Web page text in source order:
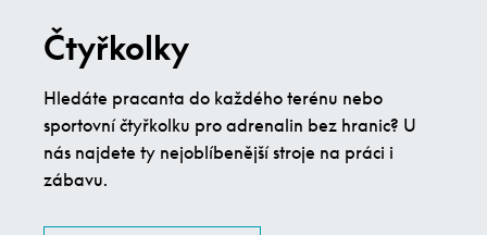
Čtyřkolky
Hledáte pracanta do každého terénu nebo
sportovní čtyřkolku pro adrenalin bez hranic? U
nás najdete ty nejoblíbenější stroje na práci i
zábavu.